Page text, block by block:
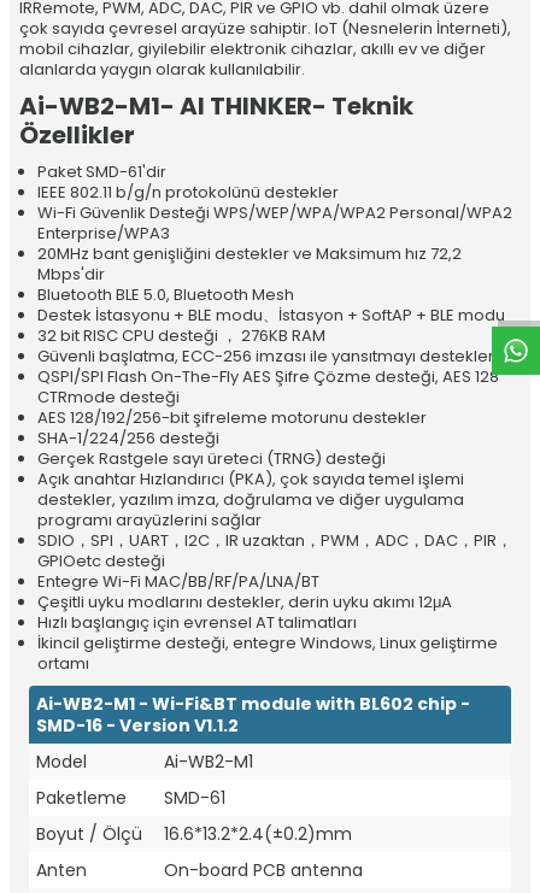
IRRemote, PWM, ADC, DAC, PIR ve GPIO vb. dahil olmak üzere
çok sayıda çevresel arayüze sahiptir. IoT (Nesnelerin İnterneti),
mobil cihazlar, giyilebilir elektronik cihazlar, akıllı ev ve diğer
alanlarda yaygın olarak kullanılabilir.
Ai-WB2-M1- AI THINKER- Teknik
Özellikler
Paket SMD-61'dir
IEEE 802.11 b/g/n protokolünü destekler
Wi-Fi Güvenlik Desteği WPS/WEP/WPA/WPA2 Personal/WPA2
Enterprise/WPA3
20MHz bant genişliğini destekler ve Maksimum hız 72,2
Mbps'dir
Bluetooth BLE 5.0, Bluetooth Mesh
Destek İstasyonu + BLE modu、İstasyon + SoftAP + BLE modu
32 bit RISC CPU desteği ， 276KB RAM
Güvenli başlatma, ECC-256 imzası ile yansıtmayı destekler
QSPI/SPI Flash On-The-Fly AES Şifre Çözme desteği, AES 128
CTRmode desteği
AES 128/192/256-bit şifreleme motorunu destekler
SHA-1/224/256 desteği
Gerçek Rastgele sayı üreteci (TRNG) desteği
Açık anahtar Hızlandırıcı (PKA), çok sayıda temel işlemi
destekler, yazılım imza, doğrulama ve diğer uygulama
programı arayüzlerini sağlar
SDIO，SPI，UART，I2C，IR uzaktan，PWM，ADC，DAC，PIR，
GPIOetc desteği
Entegre Wi-Fi MAC/BB/RF/PA/LNA/BT
Çeşitli uyku modlarını destekler, derin uyku akımı 12μA
Hızlı başlangıç için evrensel AT talimatları
İkincil geliştirme desteği, entegre Windows, Linux geliştirme
ortamı
Ai-WB2-M1 - Wi-Fi&BT module with BL602 chip -
SMD-16 - Version V1.1.2
Model
Ai-WB2-M1
Paketleme
SMD-61
Boyut / Ölçü
16.6*13.2*2.4(±0.2)mm
Anten
On-board PCB antenna